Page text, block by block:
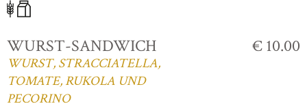
WURST-SANDWICH
WURST, STRACCIATELLA,
TOMATE, RUKOLA UND
PECORINO
€ 10.00